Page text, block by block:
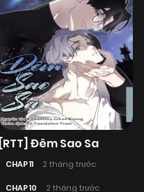
[RTT] Đêm Sao Sa
CHAP 11 2 tháng trước
CHAP 10 2 tháng trước